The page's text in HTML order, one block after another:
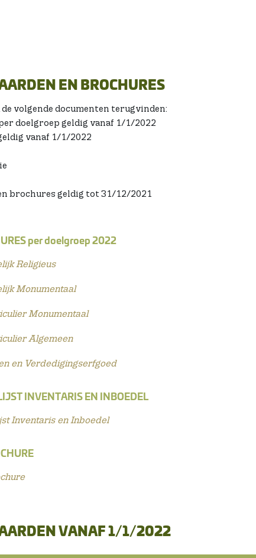
EN BROCHURES
de volgende documenten terugvinden:
doelgroep geldig vanaf 1/1/2022
vanaf 1/1/2022
brochures geldig tot 31/12/2021
per doelgroep 2022
Religieus
Monumentaal
Monumentaal
Algemeen
en Verdedigingserfgoed
INVENTARIS EN INBOEDEL
Inventaris en Inboedel
VANAF 1/1/2022